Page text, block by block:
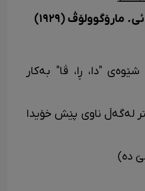
مارۆگوولۆڤ (١٩٢٩)
"دا، ڕا، ڤا" بەکار
لەگەڵ ناوی پێش خۆیدا
دە)